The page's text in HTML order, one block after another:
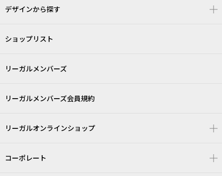
デザインから探す
ショップリスト
リーガルメンバーズ
リーガルメンバーズ会員規約
リーガルオンラインショップ
コーポレート